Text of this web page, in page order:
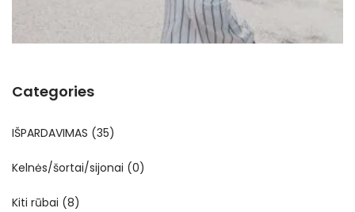
Categories
IŠPARDAVIMAS (35)
Kelnės/šortai/sijonai (0)
Kiti rūbai (8)